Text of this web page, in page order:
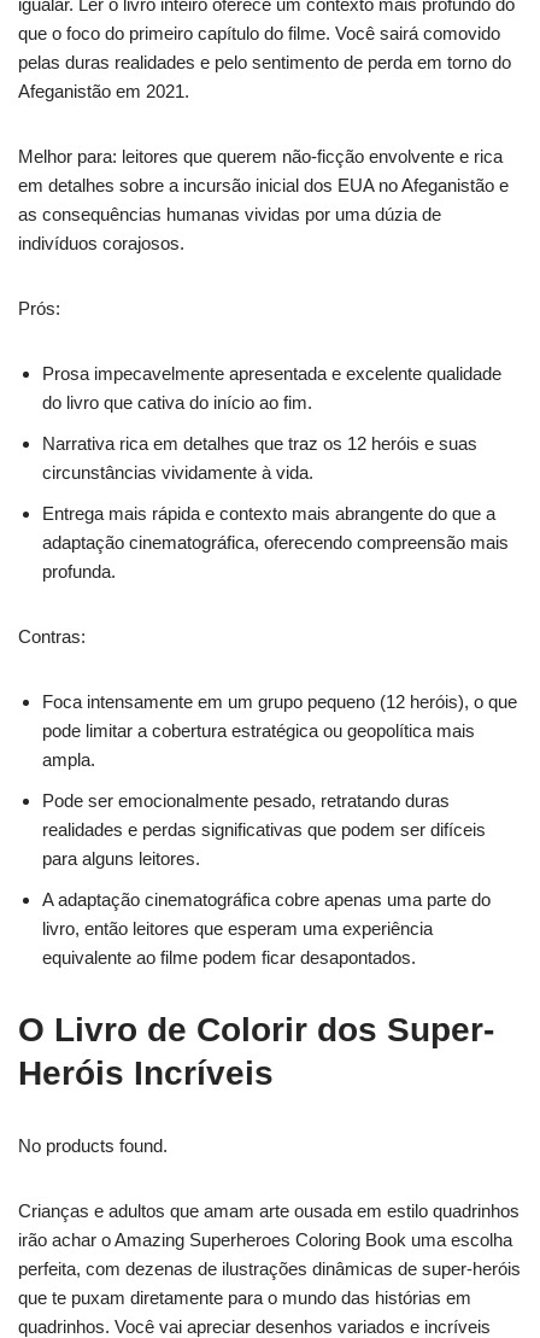
que o foco do primeiro capítulo do filme. Você sairá comovido
pelas duras realidades e pelo sentimento de perda em torno do
Afeganistão em 2021.
Melhor para: leitores que querem não-ficção envolvente e rica
em detalhes sobre a incursão inicial dos EUA no Afeganistão e
as consequências humanas vividas por uma dúzia de
indivíduos corajosos.
Prós:
Prosa impecavelmente apresentada e excelente qualidade
do livro que cativa do início ao fim.
Narrativa rica em detalhes que traz os 12 heróis e suas
circunstâncias vividamente à vida.
Entrega mais rápida e contexto mais abrangente do que a
adaptação cinematográfica, oferecendo compreensão mais
profunda.
Contras:
Foca intensamente em um grupo pequeno (12 heróis), o que
pode limitar a cobertura estratégica ou geopolítica mais
ampla.
Pode ser emocionalmente pesado, retratando duras
realidades e perdas significativas que podem ser difíceis
para alguns leitores.
A adaptação cinematográfica cobre apenas uma parte do
livro, então leitores que esperam uma experiência
equivalente ao filme podem ficar desapontados.
O Livro de Colorir dos Super-
Heróis Incríveis
No products found.
Crianças e adultos que amam arte ousada em estilo quadrinhos
irão achar o Amazing Superheroes Coloring Book uma escolha
perfeita, com dezenas de ilustrações dinâmicas de super-heróis
que te puxam diretamente para o mundo das histórias em
quadrinhos. Você vai apreciar desenhos variados e incríveis